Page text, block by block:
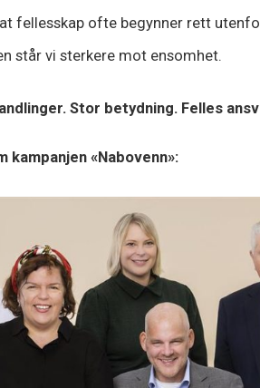
fellesskap ofte begynner rett
står vi sterkere mot ensomhet.
Stor betydning. Felles
kampanjen «Nabovenn»: